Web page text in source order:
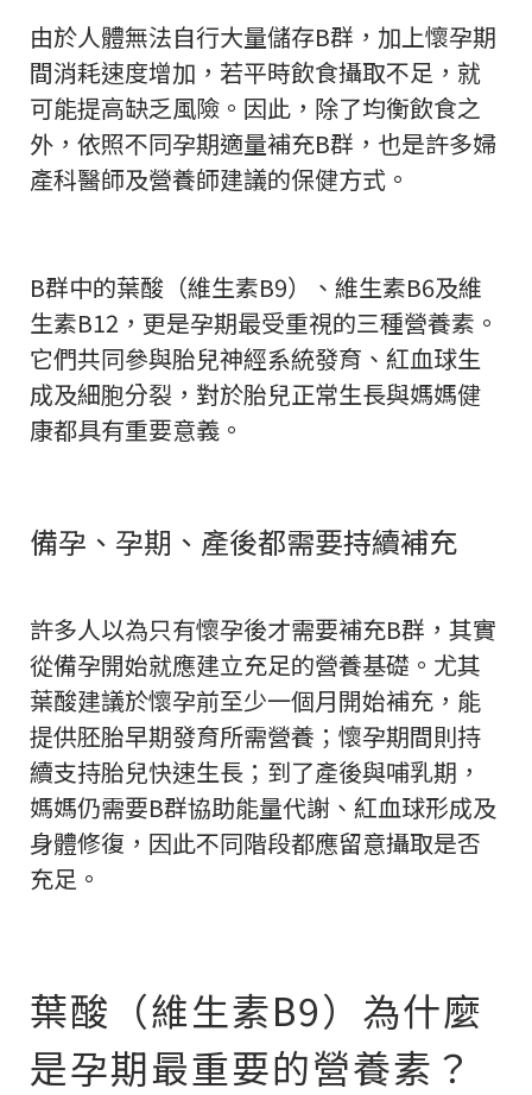
由於人體無法自行大量儲存B群，加上懷孕期
間消耗速度增加，若平時飲食攝取不足，就
可能提高缺乏風險。因此，除了均衡飲食之
外，依照不同孕期適量補充B群，也是許多婦
產科醫師及營養師建議的保健方式。
B群中的葉酸（維生素B9）、維生素B6及維
生素B12，更是孕期最受重視的三種營養素。
它們共同參與胎兒神經系統發育、紅血球生
成及細胞分裂，對於胎兒正常生長與媽媽健
康都具有重要意義。
備孕、孕期、產後都需要持續補充
許多人以為只有懷孕後才需要補充B群，其實
從備孕開始就應建立充足的營養基礎。尤其
葉酸建議於懷孕前至少一個月開始補充，能
提供胚胎早期發育所需營養；懷孕期間則持
續支持胎兒快速生長；到了產後與哺乳期，
媽媽仍需要B群協助能量代謝、紅血球形成及
身體修復，因此不同階段都應留意攝取是否
充足。
葉酸（維生素B9）為什麼
是孕期最重要的營養素？